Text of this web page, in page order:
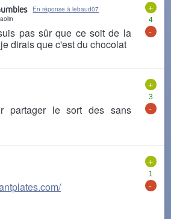
+
4
-
En réponse à lebaud07
pas sûr que ce soit de la
dirais que c'est du chocolat
+
3
-
partager le sort des sans
+
1
-